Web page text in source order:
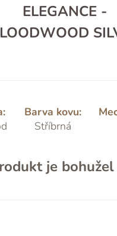
ELEGANCE -
Barva kovu:
Stříbrná
je